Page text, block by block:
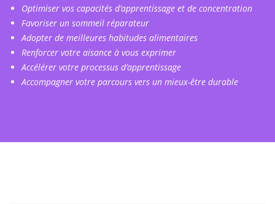
Optimiser vos capacités d’apprentissage et de concentration
Favoriser un sommeil réparateur
Adopter de meilleures habitudes alimentaires
Renforcer votre aisance à vous exprimer
Accélérer votre processus d’apprentissage
Accompagner votre parcours vers un mieux-être durable